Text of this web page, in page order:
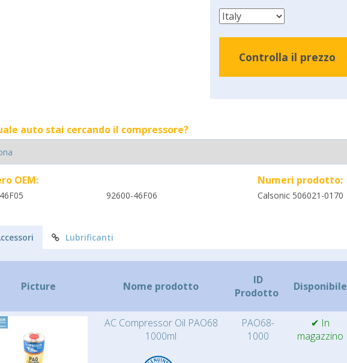
Controlla il prezzo
auto stai cercando il compressore?
OEM:
92600-46F06
Numeri prodotto:
Calsonic 506021-0170
Lubrificanti
Picture Nome prodotto
ID
Prodotto
Disponibile
AC Compressor Oil PAO68
1000ml
PAO68-
1000
✔ In
magazzino